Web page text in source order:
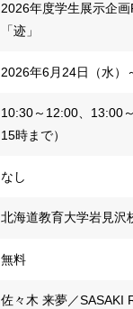
2026年度学生展示企
「迹」
2026年6月24日（水）
10:30～12:00、13:00
15時まで）
なし
北海道教育大学岩見沢
無料
佐々木 来夢／SASAKI